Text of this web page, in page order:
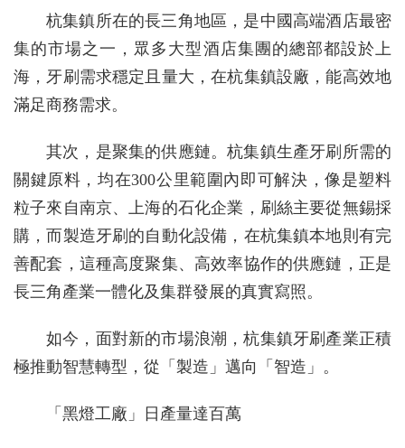
杭集鎮所在的長三角地區，是中國高端酒店最密
集的市場之一，眾多大型酒店集團的總部都設於上
海，牙刷需求穩定且量大，在杭集鎮設廠，能高效地
滿足商務需求。
其次，是聚集的供應鏈。杭集鎮生產牙刷所需的
關鍵原料，均在300公里範圍內即可解決，像是塑料
粒子來自南京、上海的石化企業，刷絲主要從無錫採
購，而製造牙刷的自動化設備，在杭集鎮本地則有完
善配套，這種高度聚集、高效率協作的供應鏈，正是
長三角產業一體化及集群發展的真實寫照。
如今，面對新的市場浪潮，杭集鎮牙刷產業正積
極推動智慧轉型，從「製造」邁向「智造」。
「黑燈工廠」日產量達百萬